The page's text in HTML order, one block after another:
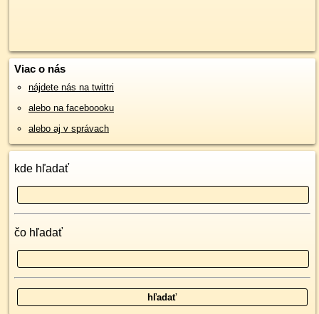
Viac o nás
nájdete nás na twittri
alebo na faceboooku
alebo aj v správach
kde hľadať
čo hľadať